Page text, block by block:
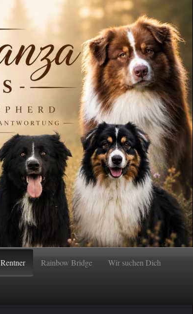
Rentner Rainbow Bridge Wir suchen Dich